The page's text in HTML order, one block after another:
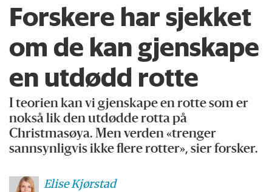
Forskere har sjekket
om de kan gjenskape
en utdødd rotte
I teorien kan vi gjenskape en rotte som er
nokså lik den utdødde rotta på
Christmasøya. Men verden «trenger
sannsynligvis ikke flere rotter», sier forsker.
EliseKjørstad